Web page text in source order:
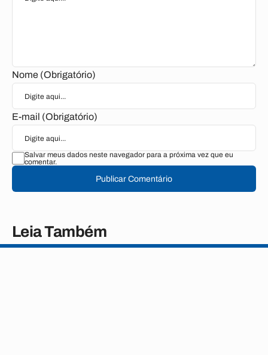
Nome (Obrigatório)
E-mail (Obrigatório)
Salvar meus dados neste navegador para a próxima vez que eu
comentar.
Publicar Comentário
Leia Também